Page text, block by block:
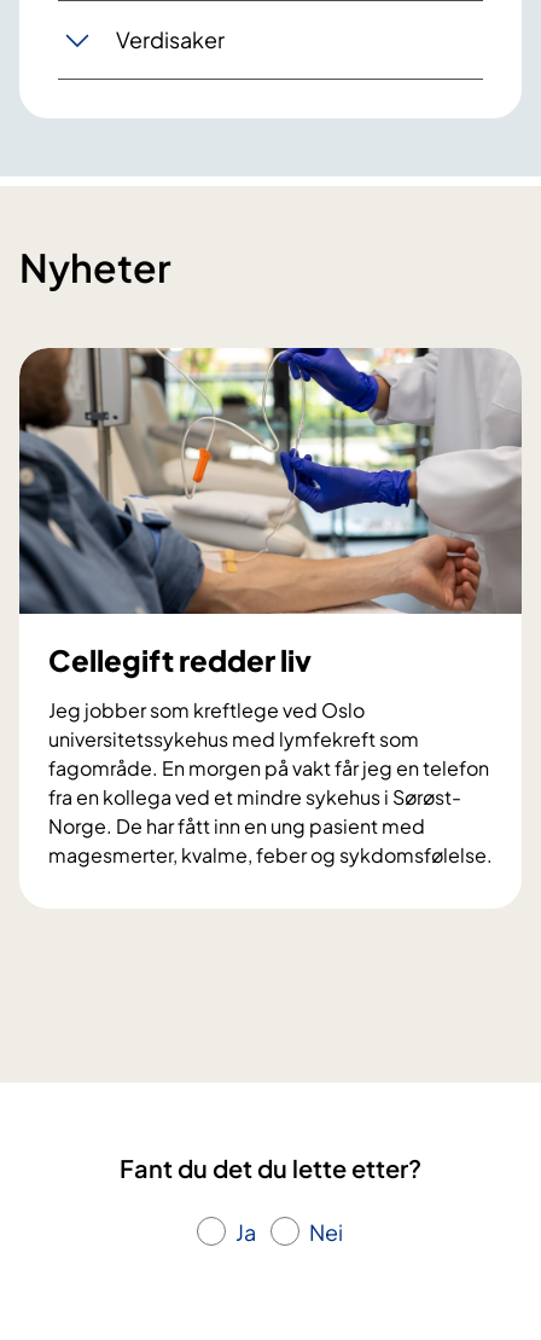
Verdisaker
Nyheter
Cellegift redder liv
Jeg jobber som kreftlege ved Oslo
universitetssykehus med lymfekreft som
fagområde. En morgen på vakt får jeg en telefon
fra en kollega ved et mindre sykehus i Sørøst-
Norge. De har fått inn en ung pasient med
magesmerter, kvalme, feber og sykdomsfølelse.
e
f
Fant du det du lette etter?
Ja Nei